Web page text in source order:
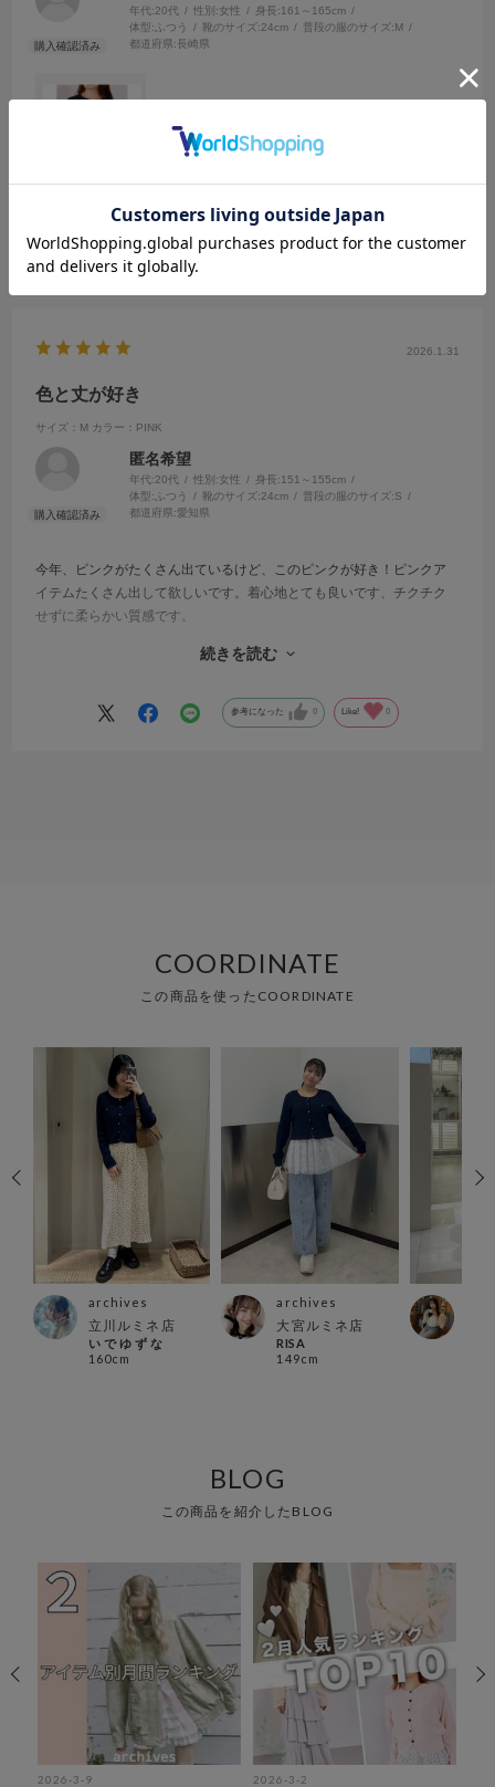
年代:20代 性別:女性 身長:161～165cm
体型: ふつう 靴のサイズ:24cm 普段の服のサイズ:M
都道府県:長崎県
サイズ感もよく、とても可愛いです。高級感あります
参考になった 0 Like! 0
2026.1.31
色と丈が好き
サイズ：M カラー：PINK
匿名希望
年代:20代 性別:女性 身長:151～155cm
体型:ふつう 靴のサイズ:24cm 普段の服のサイズ:S
都道府県:愛知県
今年、ピンクがたくさん出ているけど、このピンクが好き！ピンクア
イテムたくさん出して欲しいです。着心地とても良いです、チクチク
せずに柔らかい質感です。
て可愛いです。シンプルなワンポイントだけのデザインと、トレンド
続きを読む
参考になった 0 Like! 0
COORDINATE
この商品を使ったCOORDINATE
archives
立川ルミネ店
い で ゆ ず な
160cm
archives
大宮ルミネ店
RISA
149cm
BLOG
この商品を紹介したBLOG
2026-3-9 2026-3-2